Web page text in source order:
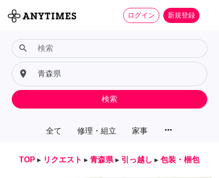
ログイン 新規登録
全て 修理・組立 家事 more_horiz
search
place
検索
TOP ▸ リクエスト ▸ 青森県 ▸ 引っ越し ▸ 包装・梱包